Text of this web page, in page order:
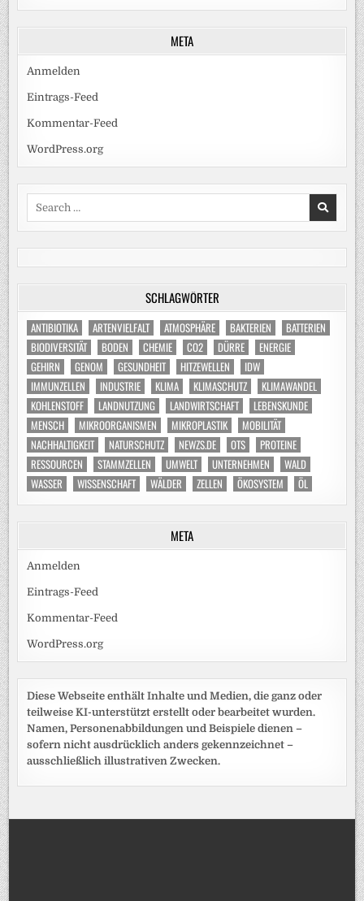
META
Anmelden
Eintrags-Feed
Kommentar-Feed
WordPress.org
Search
SCHLAGWÖRTER
ANTIBIOTIKA ARTENVIELFALT ATMOSPHÄRE BAKTERIEN
BATTERIEN
BIODIVERSITÄT
BODEN CHEMIE CO2 DÜRRE
ENERGIE
GEHIRN
GENOM GESUNDHEIT HITZEWELLEN
IDW
IMMUNZELLEN
INDUSTRIE KLIMA KLIMASCHUTZ
KLIMAWANDEL
KOHLENSTOFF
LANDNUTZUNG LANDWIRTSCHAFT
LEBENSKUNDE
MENSCH
MIKROORGANISMEN MIKROPLASTIK
MOBILITÄT
NACHHALTIGKEIT
NATURSCHUTZ NEWZS.DE OTS
PROTEINE
RESSOURCEN
STAMMZELLEN UMWELT UNTERNEHMEN
WALD
WASSER
WISSENSCHAFT WÄLDER ZELLEN ÖKOSYSTEM ÖL
META
Anmelden
Eintrags-Feed
Kommentar-Feed
WordPress.org
Diese Webseite enthält Inhalte und Medien, die ganz oder
teilweise KI-unterstützt erstellt oder bearbeitet wurden.
Namen, Personenabbildungen und Beispiele dienen –
sofern nicht ausdrücklich anders gekennzeichnet –
ausschließlich illustrativen Zwecken.